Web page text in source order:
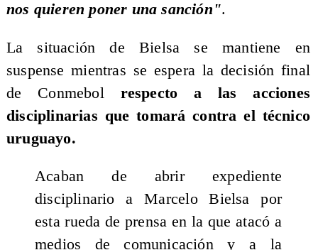
nos quieren poner una sanción".
La situación de Bielsa se mantiene en
suspense mientras se espera la decisión final
de Conmebol respecto a las acciones
disciplinarias que tomará contra el técnico
uruguayo.
Acaban de abrir expediente
disciplinario a Marcelo Bielsa por
esta rueda de prensa en la que atacó a
medios de comunicación y a la